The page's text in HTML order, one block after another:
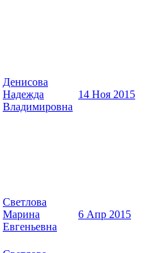
Денисова
Надежда
Владимировна
14 Ноя 2015
Светлова
Марина
Евгеньевна
6 Апр 2015